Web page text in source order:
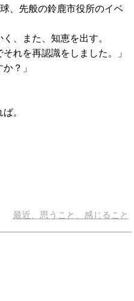
、 先般の鈴鹿市役所のイベ
、また、知恵を出す。
れを再認識をしました。」
？」
。
最近、思うこと、感じること